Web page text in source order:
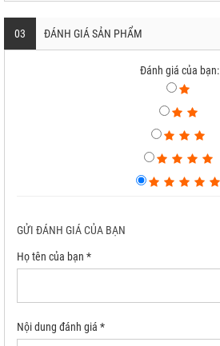
03 ĐÁNH GIÁ SẢN PHẨM
Đánh giá của bạn:
GỬI ĐÁNH GIÁ CỦA BẠN
Họ tên của bạn *
Nội dung đánh giá *